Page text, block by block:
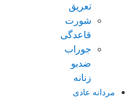
تعریق
شورت
قاعدگی
جوراب
ضدبو
زنانه
مردانه عادی